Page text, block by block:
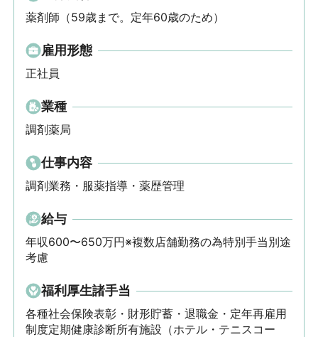
薬剤師（59歳まで。定年60歳のため）
雇用形態
正社員
業種
調剤薬局
仕事内容
調剤業務・服薬指導・薬歴管理
給与
年収600〜650万円※複数店舗勤務の為特別手当別途
考慮
福利厚生諸手当
各種社会保険表彰・財形貯蓄・退職金・定年再雇用
制度定期健康診断所有施設（ホテル・テニスコー